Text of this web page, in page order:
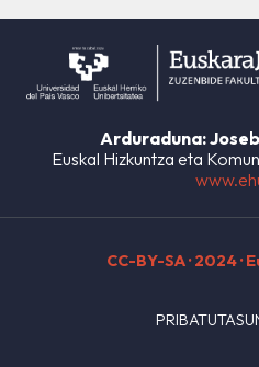
Arduraduna:
Euskal Hizkuntza eta
CC-BY-SA· 2024 ·